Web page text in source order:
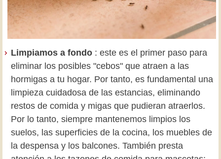
Limpiamos a fondo : este es el primer paso para
eliminar los posibles "cebos" que atraen a las
hormigas a tu hogar. Por tanto, es fundamental una
limpieza cuidadosa de las estancias, eliminando
restos de comida y migas que pudieran atraerlos.
Por lo tanto, siempre mantenemos limpios los
suelos, las superficies de la cocina, los muebles de
la despensa y los balcones. También presta